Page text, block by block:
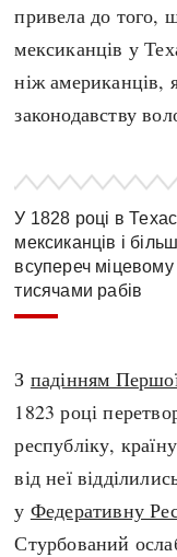
привела до того,
мексиканців у
ніж американців,
законодавству
У 1828 році в
мексиканців і
всупереч
тисячами рабів
З падінням
1823 році
республіку,
від неї
у Федеративну
Стурбований